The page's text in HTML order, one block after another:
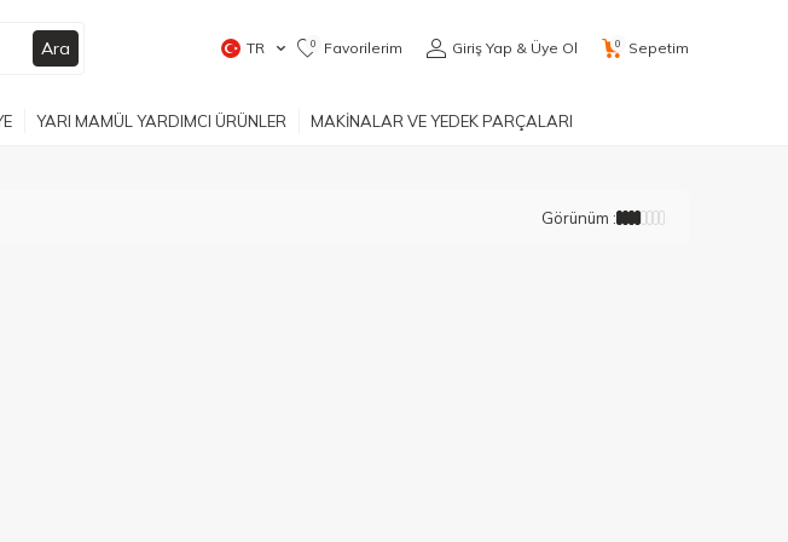
Ara TR 0 Favorilerim Giriş Yap & Üye Ol 0 Sepetim
YARI MAMÜL YARDIMCI ÜRÜNLER MAKİNALAR VE YEDEK PARÇALARI
Görünüm :